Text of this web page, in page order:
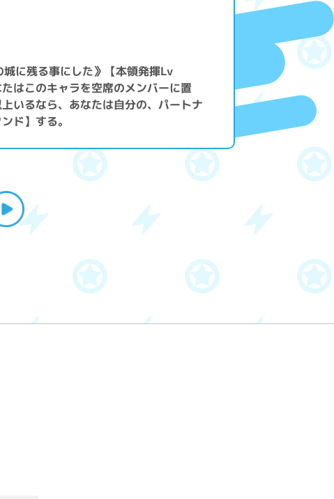
城に残る事にした》【本領発揮Lv
はこのキャラを空席のメンバーに置
いるなら、あなたは自分の、パートナ
ド】する。